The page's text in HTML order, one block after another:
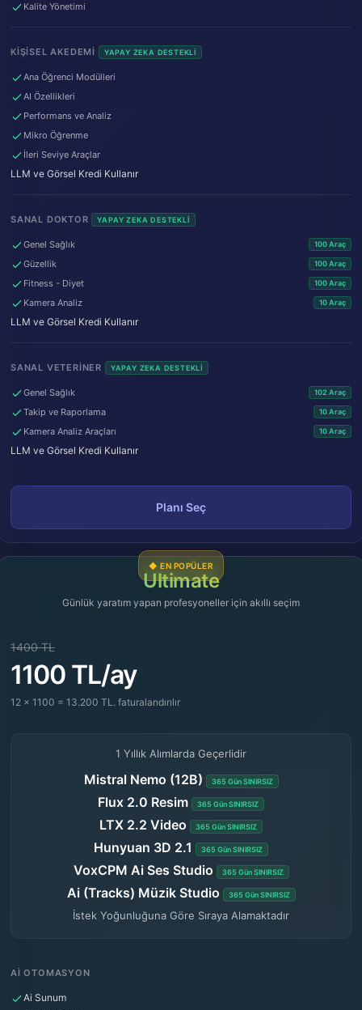
Kalite Yönetimi
KIŞISEL AKEDEMI YAPAY ZEKA DESTEKLI
Ana Öğrenci Modülleri
AI Özellikleri
Performans ve Analiz
Mikro Öğrenme
İleri Seviye Araçlar
LLM ve Görsel Kredi Kullanır
SANAL DOKTOR YAPAY ZEKA DESTEKLI
Genel Sağlık 100 Araç
Güzellik 100 Araç
Fitness - Diyet 100 Araç
Kamera Analiz 10 Araç
LLM ve Görsel Kredi Kullanır
SANAL VETERINER YAPAY ZEKA DESTEKLI
Genel Sağlık 102 Araç
Takip ve Raporlama 10 Araç
Kamera Analiz Araçları 10 Araç
LLM ve Görsel Kredi Kullanır
Planı Seç
◆ EN POPÜLER
Ultimate
Günlük yaratım yapan profesyoneller için akıllı seçim
1400 TL
1100 TL/ay
12 x 1100 = 13.200 TL. faturalandırılır
1 Yıllık Alımlarda Geçerlidir
Mistral Nemo (12B) 365 Gün SINIRSIZ
Flux 2.0 Resim 365 Gün SINIRSIZ
LTX 2.2 Video 365 Gün SINIRSIZ
Hunyuan 3D 2.1 365 Gün SINIRSIZ
VoxCPM Ai Ses Studio 365 Gün SINIRSIZ
Ai (Tracks) Müzik Studio 365 Gün SINIRSIZ
İstek Yoğunluğuna Göre Sıraya Alamaktadır
AI OTOMASYON
Ai Sunum